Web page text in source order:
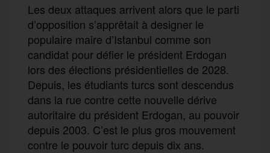
Les deux attaques arrivent alors que le parti
d’opposition s’apprêtait à designer le
populaire maire d’Istanbul comme son
candidat pour défier le président Erdogan
lors des élections présidentielles de 2028.
Depuis, les étudiants turcs sont descendus
dans la rue contre cette nouvelle dérive
autoritaire du président Erdogan, au pouvoir
depuis 2003. C’est le plus gros mouvement
contre le pouvoir turc depuis dix ans.